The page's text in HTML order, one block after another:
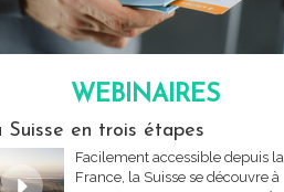
WEBINAIRES
Suisse en trois étapes
Facilement accessible depuis la
France, la Suisse se découvre à